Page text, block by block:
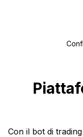
Con il bot di